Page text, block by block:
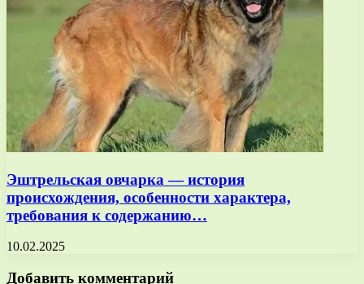
Эштрельская овчарка — история
происхождения, особенности характера,
требования к содержанию…
10.02.2025
Добавить комментарий